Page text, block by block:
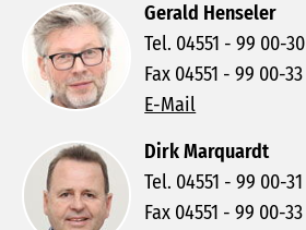
Gerald Henseler
Tel. 04551 - 99 00-30
Fax 04551 - 99 00-33
E-Mail
Dirk Marquardt
Tel. 04551 - 99 00-31
Fax 04551 - 99 00-33